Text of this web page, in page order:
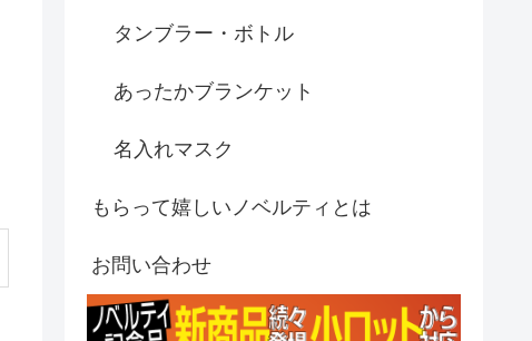
タンブラー・ボトル
あったかブランケット
名入れマスク
もらって嬉しいノベルティとは
お問い合わせ